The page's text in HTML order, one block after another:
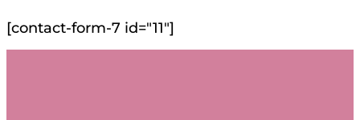
[contact-form-7 id="11"]